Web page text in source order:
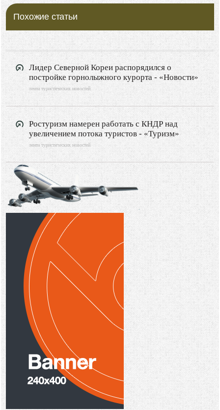
Похожие статьи
Лидер Северной Кореи распорядился о
постройке горнолыжного курорта - «Новости»
лента туристических новостей
Ростуризм намерен работать с КНДР над
увеличением потока туристов - «Туризм»
лента туристических новостей